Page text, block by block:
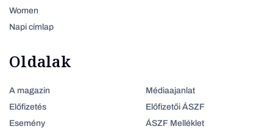
Women
Napi címlap
Oldalak
A magazin
Előfizetés
Esemény
Médiaajanlat
Előfizetői ÁSZF
ÁSZF Melléklet